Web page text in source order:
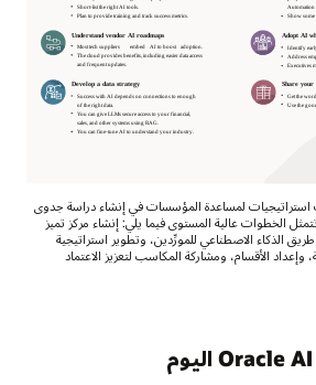
لمساعدة المؤسسات في إنشاء دراسة جدوى
الخطوات عالية المستوى فيما يلي: إنشاء مركز تميز
الذكاء الاصطناعي للمورِّدين، وتطوير استراتيجية
وإعداد الأقسام، ومشاركة المكاسب لتعزيز الاعتماد